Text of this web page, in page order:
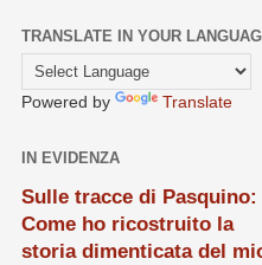
TRANSLATE IN YOUR
Powered by Translate
IN EVIDENZA
Sulle tracce di Pasquino:
Come ho ricostruito la
storia dimenticata del